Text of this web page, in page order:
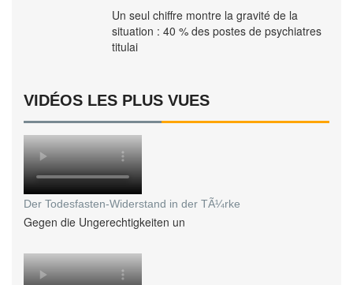
Un seul chiffre montre la gravité de la
situation : 40 % des postes de psychiatres
titulai
VIDÉOS LES PLUS VUES
Der Todesfasten-Widerstand in der TÃ¼rke
Gegen die Ungerechtigkeiten un